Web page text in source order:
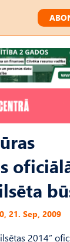
21. Sep, 2009
2014”